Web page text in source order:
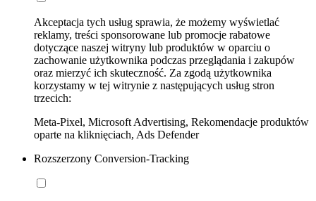
Akceptacja tych usług sprawia, że możemy wyświetlać
reklamy, treści sponsorowane lub promocje rabatowe
dotyczące naszej witryny lub produktów w oparciu o
zachowanie użytkownika podczas przeglądania i zakupów
oraz mierzyć ich skuteczność. Za zgodą użytkownika
korzystamy w tej witrynie z następujących usług stron
trzecich:
Meta-Pixel, Microsoft Advertising, Rekomendacje produktów
oparte na kliknięciach, Ads Defender
Rozszerzony Conversion-Tracking